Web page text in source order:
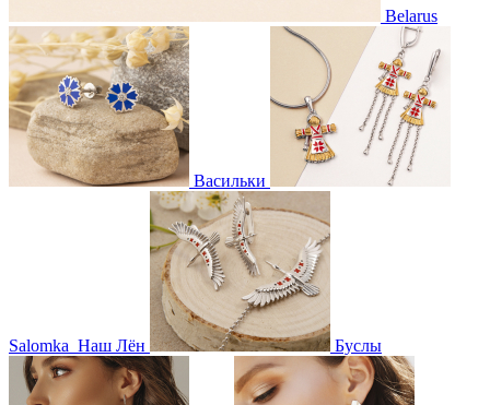
Belarus
Васильки
Salomka Наш Лён Буслы